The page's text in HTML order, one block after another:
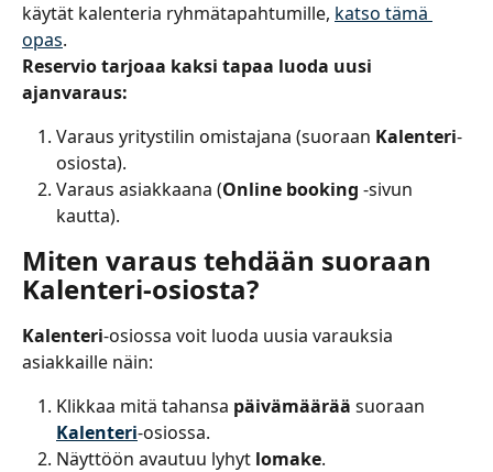
käytät kalenteria ryhmätapahtumille, katso tämä
opas.
Reservio tarjoaa kaksi tapaa luoda uusi
ajanvaraus:
Varaus yritystilin omistajana (suoraan Kalenteri-
osiosta).
Varaus asiakkaana (Online booking -sivun
kautta).
Miten varaus tehdään suoraan
Kalenteri-osiosta?
Kalenteri-osiossa voit luoda uusia varauksia
asiakkaille näin:
Klikkaa mitä tahansa päivämäärää suoraan
Kalenteri-osiossa.
Näyttöön avautuu lyhyt lomake.